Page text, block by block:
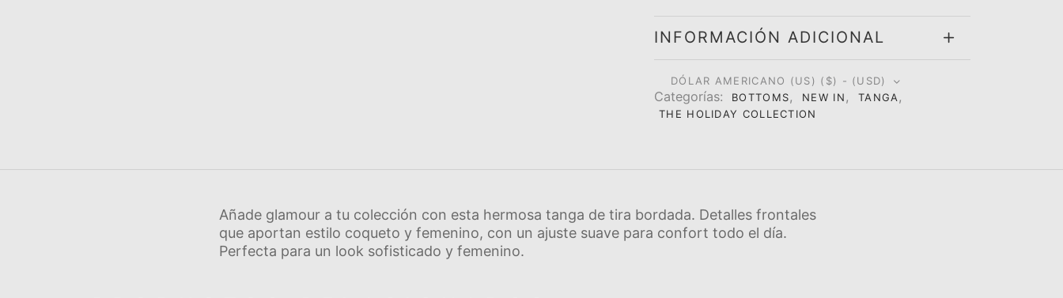
INFORMACIÓN ADICIONAL
DÓLAR AMERICANO (US) ($) - (USD)
Categorí­as: BOTTOMS, NEW IN, TANGA,
THE HOLIDAY COLLECTION
Añade glamour a tu colección con esta hermosa tanga de tira bordada. Detalles frontales
que aportan estilo coqueto y femenino, con un ajuste suave para confort todo el dí­a.
Perfecta para un look sofisticado y femenino.